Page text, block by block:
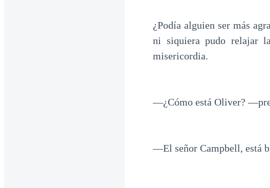
¿Podía alguien ser más
ni siquiera pudo relajar
misericordia.
—¿Cómo está Oliver?
—El señor Campbell, está